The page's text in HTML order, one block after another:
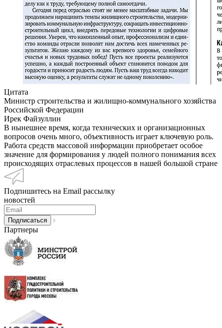
Цитата
Министр строительства и жилищно-коммунального хозяйства
Российской Федерации
Ирек Файзуллин
В нынешнее время, когда технических и организационных
вопросов очень много, объективность играет ключевую роль.
Работа средств массовой информации приобретает особое
значение для формирования у людей полного понимания всех
происходящих отраслевых процессов в нашей большой стране
Подпишитесь на Email рассылку
новостей
Партнеры